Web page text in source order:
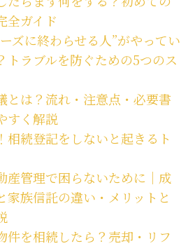
全ガイド
ズに終わらせる人”がやってい
トラブルを防ぐための5つのス
とは？流れ・注意点・必要書
すく解説
相続登記をしないと起きるト
産管理で困らないために｜成
家族信託の違い・メリットと
件を相続したら？売却・リフ